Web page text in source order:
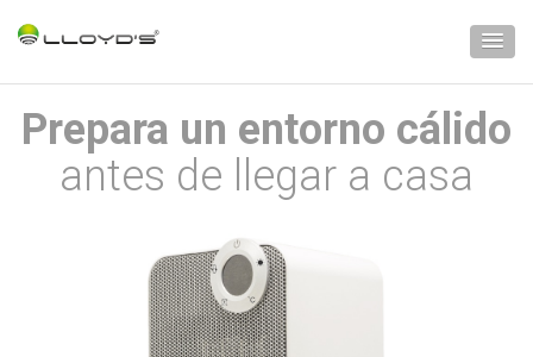
Prepara un entorno cálido
antes de llegar a casa